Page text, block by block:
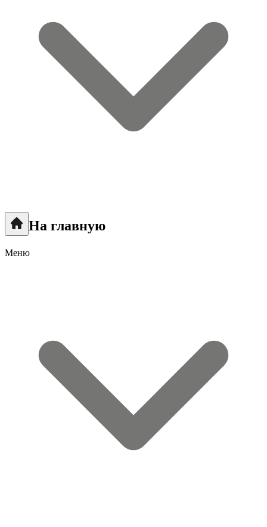
На главную
Меню